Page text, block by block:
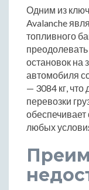
Одним из
Avalanche
топливного
остановок на
автомобиля
— 3084 кг,
перевозки
обеспечивает
любых